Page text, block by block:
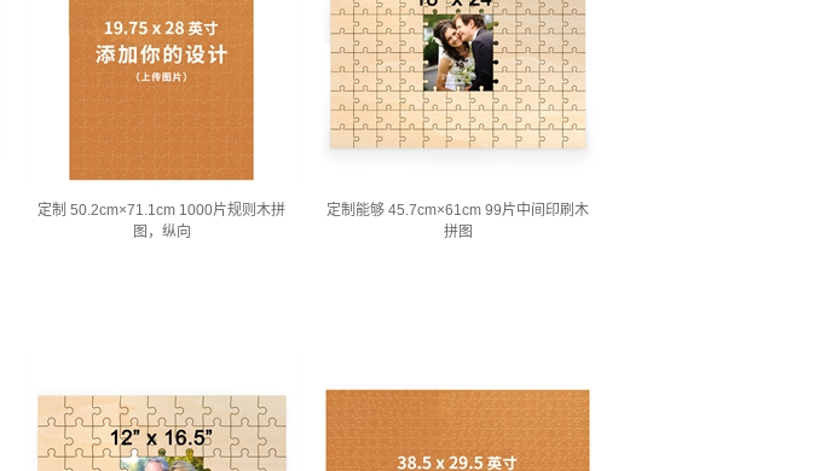
定制 50.2cm×71.1cm 1000片规则木拼
图，纵向
定制能够 45.7cm×61cm 99片中间印刷木
拼图